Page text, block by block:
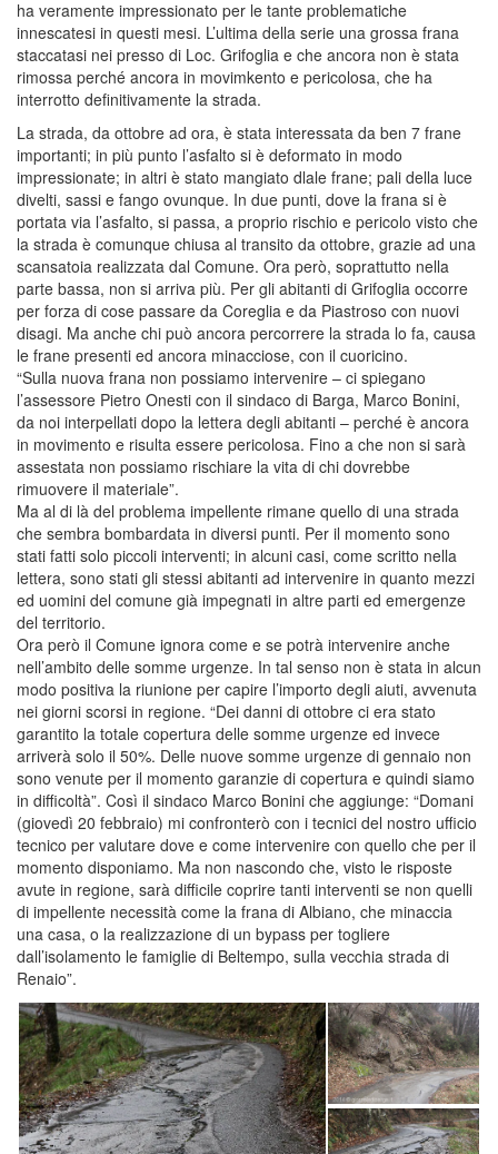
ha veramente impressionato per le tante problematiche
innescatesi in questi mesi. L’ultima della serie una grossa frana
staccatasi nei presso di Loc. Grifoglia e che ancora non è stata
rimossa perché ancora in movimkento e pericolosa, che ha
interrotto definitivamente la strada.
La strada, da ottobre ad ora, è stata interessata da ben 7 frane
importanti; in più punto l’asfalto si è deformato in modo
impressionate; in altri è stato mangiato dlale frane; pali della luce
divelti, sassi e fango ovunque. In due punti, dove la frana si è
portata via l’asfalto, si passa, a proprio rischio e pericolo visto che
la strada è comunque chiusa al transito da ottobre, grazie ad una
scansatoia realizzata dal Comune. Ora però, soprattutto nella
parte bassa, non si arriva più. Per gli abitanti di Grifoglia occorre
per forza di cose passare da Coreglia e da Piastroso con nuovi
disagi. Ma anche chi può ancora percorrere la strada lo fa, causa
le frane presenti ed ancora minacciose, con il cuoricino.
“Sulla nuova frana non possiamo intervenire – ci spiegano
l’assessore Pietro Onesti con il sindaco di Barga, Marco Bonini,
da noi interpellati dopo la lettera degli abitanti – perché è ancora
in movimento e risulta essere pericolosa. Fino a che non si sarà
assestata non possiamo rischiare la vita di chi dovrebbe
rimuovere il materiale”.
Ma al di là del problema impellente rimane quello di una strada
che sembra bombardata in diversi punti. Per il momento sono
stati fatti solo piccoli interventi; in alcuni casi, come scritto nella
lettera, sono stati gli stessi abitanti ad intervenire in quanto mezzi
ed uomini del comune già impegnati in altre parti ed emergenze
del territorio.
Ora però il Comune ignora come e se potrà intervenire anche
nell’ambito delle somme urgenze. In tal senso non è stata in alcun
modo positiva la riunione per capire l’importo degli aiuti, avvenuta
nei giorni scorsi in regione. “Dei danni di ottobre ci era stato
garantito la totale copertura delle somme urgenze ed invece
arriverà solo il 50%. Delle nuove somme urgenze di gennaio non
sono venute per il momento garanzie di copertura e quindi siamo
in difficoltà”. Così il sindaco Marco Bonini che aggiunge: “Domani
(giovedì 20 febbraio) mi confronterò con i tecnici del nostro ufficio
tecnico per valutare dove e come intervenire con quello che per il
momento disponiamo. Ma non nascondo che, visto le risposte
avute in regione, sarà difficile coprire tanti interventi se non quelli
di impellente necessità come la frana di Albiano, che minaccia
una casa, o la realizzazione di un bypass per togliere
dall’isolamento le famiglie di Beltempo, sulla vecchia strada di
Renaio”.